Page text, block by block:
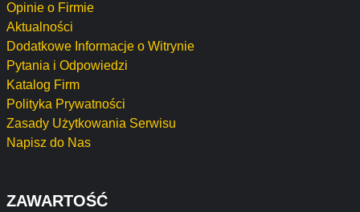
Opinie o Firmie
Aktualności
Dodatkowe Informacje o Witrynie
Pytania i Odpowiedzi
Katalog Firm
Polityka Prywatności
Zasady Użytkowania Serwisu
Napisz do Nas
ZAWARTOŚĆ